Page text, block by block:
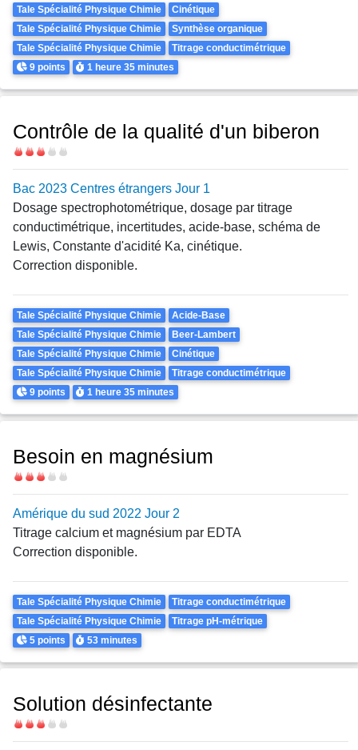
Theme
Tale Spécialité Physique Chimie
Cinétique
Tale Spécialité Physique Chimie
Synthèse organique
Tale Spécialité Physique Chimie
Titrage conductimétrique
Points
9 points Durée
1 heure35 minutes
Contrôle de la qualité d'un biberon
Difficulté
Bac 2023 Centres étrangers Jour 1
Dosage spectrophotométrique, dosage par titrage
conductimétrique, incertitudes, acide-base, schéma de
Lewis, Constante d'acidité Ka, cinétique.
Correction disponible.
Theme
Tale Spécialité Physique Chimie
Acide-Base
Tale Spécialité Physique Chimie
Beer-Lambert
Tale Spécialité Physique Chimie
Cinétique
Tale Spécialité Physique Chimie
Titrage conductimétrique
Points
9 points Durée
1 heure35 minutes
Besoin en magnésium
Difficulté
Amérique du sud 2022 Jour 2
Titrage calcium et magnésium par EDTA
Correction disponible.
Theme
Tale Spécialité Physique Chimie
Titrage conductimétrique
Tale Spécialité Physique Chimie
Titrage pH-métrique
Points
5 points Durée
53 minutes
Solution désinfectante
Difficulté